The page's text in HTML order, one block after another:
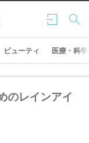
ログ
イン
検索
ビューティ 医療・科学
のレインアイ